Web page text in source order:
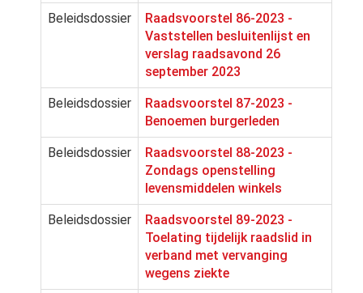
Beleidsdossier
Raadsvoorstel 86-2023 -
Vaststellen besluitenlijst en
verslag raadsavond 26
september 2023
Beleidsdossier
Raadsvoorstel 87-2023 -
Benoemen burgerleden
Beleidsdossier
Raadsvoorstel 88-2023 -
Zondags openstelling
levensmiddelen winkels
Beleidsdossier
Raadsvoorstel 89-2023 -
Toelating tijdelijk raadslid in
verband met vervanging
wegens ziekte